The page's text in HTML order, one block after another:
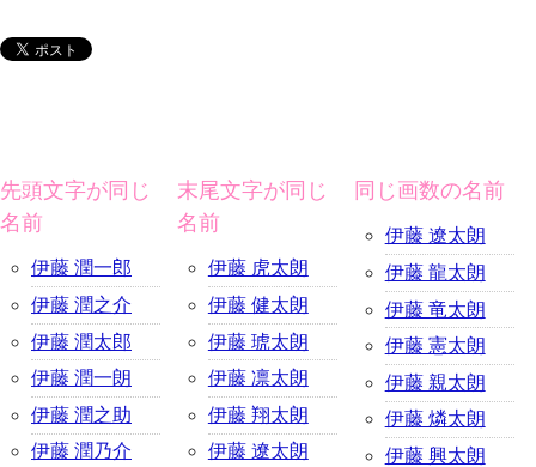
先頭文字が同じ
名前
伊藤 潤一郎
伊藤 潤之介
伊藤 潤太郎
伊藤 潤一朗
伊藤 潤之助
伊藤 潤乃介
末尾文字が同じ
名前
伊藤 虎太朗
伊藤 健太朗
伊藤 琥太朗
伊藤 凛太朗
伊藤 翔太朗
伊藤 遼太朗
同じ画数の名前
伊藤 遼太朗
伊藤 龍太朗
伊藤 竜太朗
伊藤 憲太朗
伊藤 親太朗
伊藤 燐太朗
伊藤 興太朗